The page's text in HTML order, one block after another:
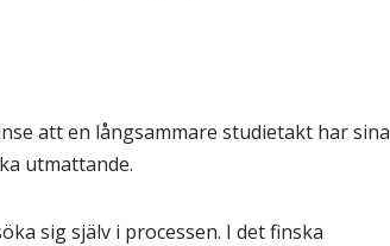
att en långsammare studietakt har sina
utmattande.
sig själv i processen. I det finska